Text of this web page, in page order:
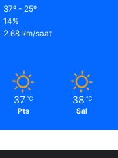
37º - 25º
14%
2.68 km/saat
37 ℃
Pts
38 ℃
Sal